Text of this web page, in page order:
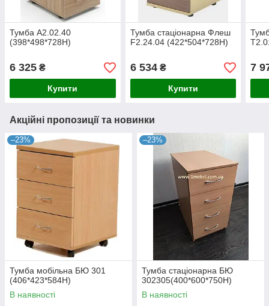
Тумба А2.02.40
(398*498*728H)
6 325 ₴
Купити
Тумба стаціонарна Флеш
F2.24.04 (422*504*728H)
6 534₴
Купити
7
Акційні пропозиції та новинки
–23%
Тумба мобільна БЮ 301
(406*423*584Н)
В наявності
–23%
Тумба стаціонарна БЮ
302305(400*600*750Н)
В наявності